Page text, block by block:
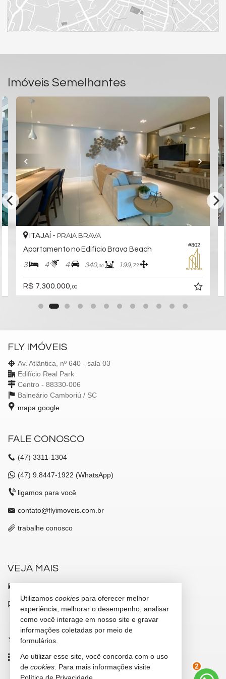
Imóveis Semelhantes
#802
ITAJAÍ - PRAIA BRAVA
Apartamento no Edifício Brava Beach
3 4 4 340,00 199,73
R$ 7.300.000,00
FLY IMÓVEIS
Av. Atlântica, nº 640 - sala 03
Edifício Real Park
Centro - 88330-006
Balneário Camboriú / SC
mapa google
FALE CONOSCO
(47) 3311-1304
(47) 9.8447-1922 (WhatsApp)
ligamos para você
contato@flyimoveis.com.br
trabalhe conosco
VEJA MAIS
indicadores financeiros
cadastre seu imóvel
imóveis favoritos
mapa de imóveis
2
Utilizamos cookies para oferecer melhor
experiência, melhorar o desempenho, analisar
como você interage em nosso site e gravar
informações coletadas por meio de
formulários.
Ao utilizar esse site, você concorda com o uso
de cookies . Para mais informações visite